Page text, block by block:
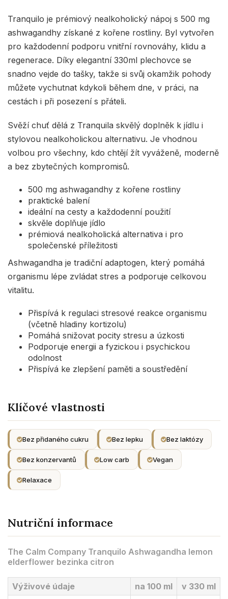
Tranquilo je prémiový nealkoholický nápoj s 500 mg
ashwagandhy získané z kořene rostliny. Byl vytvořen
pro každodenní podporu vnitřní rovnováhy, klidu a
regenerace. Díky elegantní 330ml plechovce se
snadno vejde do tašky, takže si svůj okamžik pohody
můžete vychutnat kdykoli během dne, v práci, na
cestách i při posezení s přáteli.
Svěží chuť dělá z Tranquila skvělý doplněk k jídlu i
stylovou nealkoholickou alternativu. Je vhodnou
volbou pro všechny, kdo chtějí žít vyváženě, moderně
a bez zbytečných kompromisů.
500 mg ashwagandhy z kořene rostliny
praktické balení
ideální na cesty a každodenní použití
skvěle doplňuje jídlo
prémiová nealkoholická alternativa i pro
společenské příležitosti
Ashwagandha je tradiční adaptogen, který pomáhá
organismu lépe zvládat stres a podporuje celkovou
vitalitu.
Přispívá k regulaci stresové reakce organismu
(včetně hladiny kortizolu)
Pomáhá snižovat pocity stresu a úzkosti
Podporuje energii a fyzickou i psychickou
odolnost
Přispívá ke zlepšení paměti a soustředění
Klíčové vlastnosti
Bez přidaného cukru Bez lepku Bez laktózy
Bez konzervantů Low carb Vegan
Relaxace
Nutriční informace
The Calm Company Tranquilo Ashwagandha lemon
elderflower bezinka citron
Výživové údaje na 100 ml v 330 ml